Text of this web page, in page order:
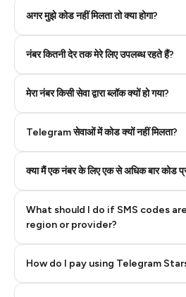
अगर मुझे कोड नहीं मिलता तो क्या होगा?
नंबर कितनी देर तक मेरे लिए उपलब्ध रहते हैं?
मेरा नंबर किसी सेवा द्वारा ब्लॉक क्यों हो गया?
Telegram सेवाओं में कोड क्यों नहीं मिलता?
क्या मैं एक नंबर के लिए एक से अधिक बार कोड
What should I do if SMS codes
region or provider?
How do I pay using Telegram
Step 2: Buy Stars in Telegram